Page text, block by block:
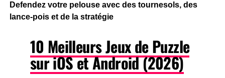
Defendez votre pelouse avec des tournesols, des
lance-pois et de la stratégie
10 Meilleurs Jeux de Puzzle
sur iOS et Android (2026)